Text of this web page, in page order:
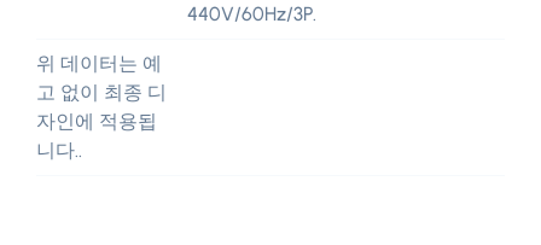
440V/60Hz/3P.
위 데이터는 예
고 없이 최종 디
자인에 적용됩
니다..